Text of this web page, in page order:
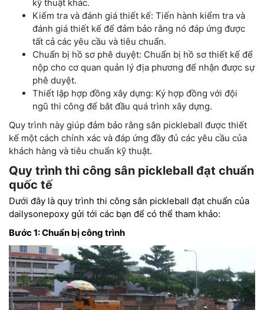
kỹ thuật khác.
Kiểm tra và đánh giá thiết kế: Tiến hành kiểm tra và
đánh giá thiết kế để đảm bảo rằng nó đáp ứng được
tất cả các yêu cầu và tiêu chuẩn.
Chuẩn bị hồ sơ phê duyệt: Chuẩn bị hồ sơ thiết kế để
nộp cho cơ quan quản lý địa phương để nhận được sự
phê duyệt.
Thiết lập hợp đồng xây dựng: Ký hợp đồng với đội
ngũ thi công để bắt đầu quá trình xây dựng.
Quy trình này giúp đảm bảo rằng sân pickleball được thiết
kế một cách chính xác và đáp ứng đầy đủ các yêu cầu của
khách hàng và tiêu chuẩn kỹ thuật.
Quy trình thi công sân pickleball đạt chuẩn
quốc tế
Dưới đây là quy trình thi công sân pickleball đạt chuẩn của
dailysonepoxy gửi tới các bạn để có thể tham khảo:
Bước 1: Chuẩn bị công trình